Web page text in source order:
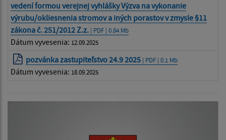
vedení formou verejnej vyhlášky Výzva na vykonanie
výrubu/okliesnenia stromov a iných porastov v zmysle §11
zákona č. 251/2012 Z.z. | PDF | 0.84 Mb
Dátum vyvesenia: 12.09.2025
pozvánka zastupiteľstvo 24.9 2025 | PDF | 0.1 Mb
Dátum vyvesenia: 18.09.2025